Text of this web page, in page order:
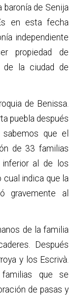
baronía de Senija
en esta fecha
independiente
propiedad de
de la ciudad de
de Benissa.
puebla después
que el
de 33 familias
inferior al de los
indica que la
gravemente al
de la familia
Después
y los Escrivà.
que se
de pasas y